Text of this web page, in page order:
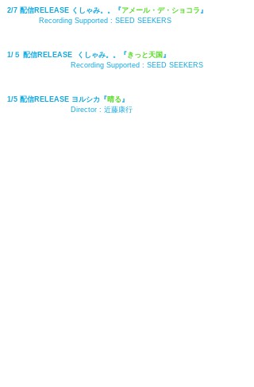
2/7 配信RELEASE くしゃみ。。『アメール・デ・ショコラ 』
Recording Supported : SEED SEEKERS
1/５ 配信RELEASE くしゃみ。。『きっと天国 』
Recording Supported : SEED SEEKERS
1/5 配信RELEASE ヨルシカ 『晴る』
Director : 近藤康行